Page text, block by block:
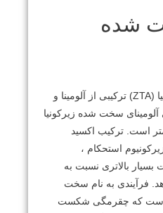
شده
آلومینای سخت شده زیرکونیا (ZTA) ترکیبی از آلومینا و
سخت شده زیرکونیا
است. ترکیب اکسید
20٪ اکسید زیرکونیوم استحکام ،
بالاتری نسبت به
فرآیندی به نام سخت
است که چقرمگی شکست